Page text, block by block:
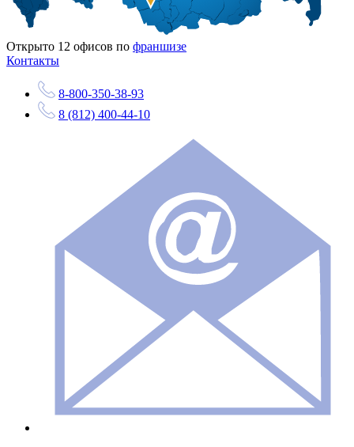
Открыто 12 офисов по франшизе
Контакты
8-800-350-38-93
8 (812) 400-44-10